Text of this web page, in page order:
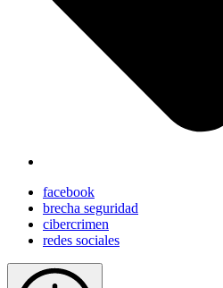
facebook
brecha seguridad
cibercrimen
redes sociales